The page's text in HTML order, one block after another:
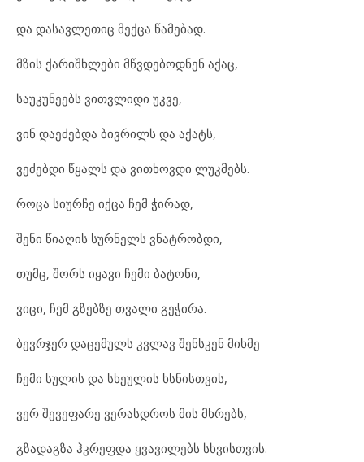
და დასავლეთიც მექცა წამებად.
მზის ქარიშხლები მწვდებოდნენ აქაც,
საუკუნეებს ვითვლიდი უკვე,
ვინ დაეძებდა ბივრილს და აქატს,
ვეძებდი წყალს და ვითხოვდი ლუკმებს.
როცა სიურჩე იქცა ჩემ ჭირად,
შენი წიაღის სურნელს ვნატრობდი,
თუმც, შორს იყავი ჩემი ბატონი,
ვიცი, ჩემ გზებზე თვალი გეჭირა.
ბევრჯერ დაცემულს კვლავ შენსკენ მიხმე
ჩემი სულის და სხეულის ხსნისთვის,
ვერ შევეფარე ვერასდროს მის მხრებს,
გზადაგზა ჰკრეფდა ყვავილებს სხვისთვის.